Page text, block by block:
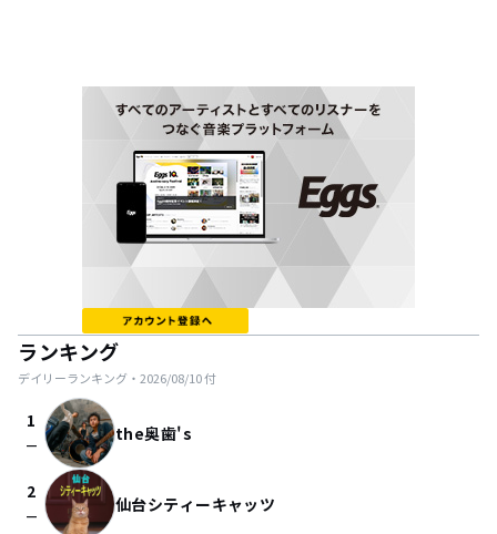
ランキング
デイリーランキング・ 2026/08/10付
1
check_indeterminate_small the奥歯's
2
check_indeterminate_small 仙台シティーキャッツ